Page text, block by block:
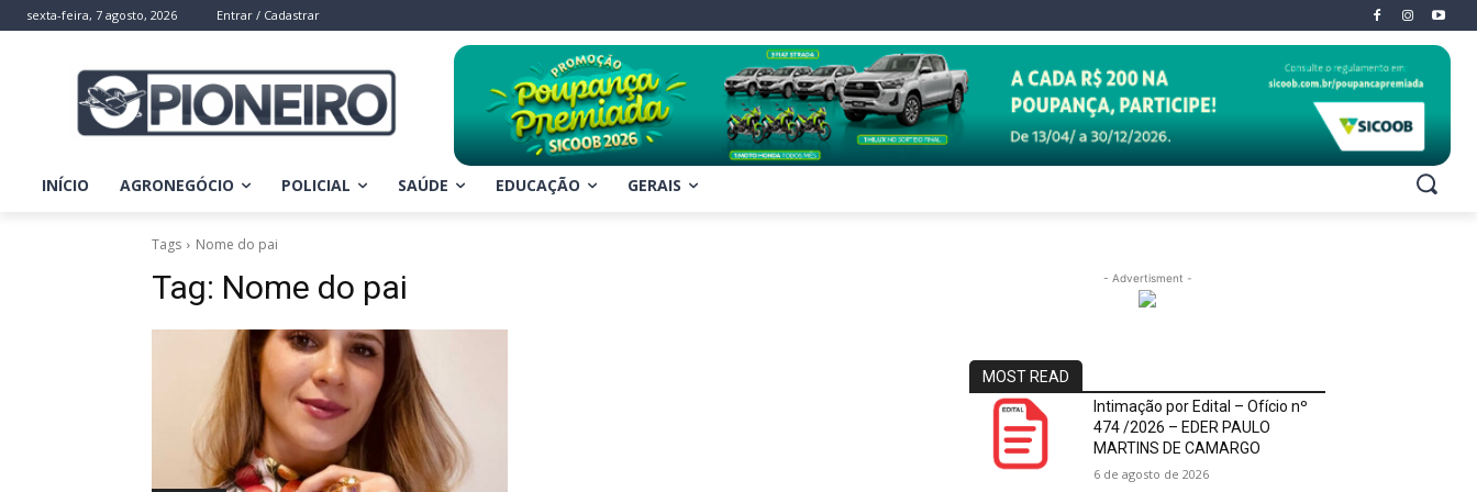
sexta-feira, 7 agosto, 2026 Entrar / Cadastrar
INÍCIO AGRONEGÓCIO POLICIAL SAÚDE EDUCAÇÃO GERAIS
Tags Nome do pai
Tag: Nome do pai - Advertisment -
MOST READ
Intimação por Edital – Ofício nº
474 /2026 – EDER PAULO
MARTINS DE CAMARGO
6 de agosto de 2026